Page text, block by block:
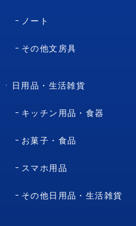
ノート
その他文房具
日用品・生活雑貨
キッチン用品・食器
お菓子・食品
スマホ用品
その他日用品・生活雑貨